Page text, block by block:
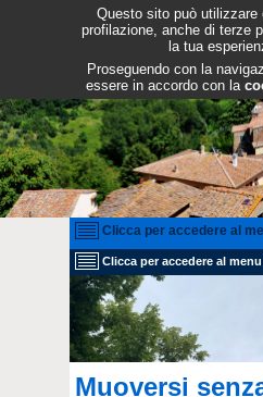
Questo sito può
profilazione, anche di terze
la tua
Proseguendo con la
essere in accordo con la
Clicca per accedere al
Clicca per accedere al
Muoversi